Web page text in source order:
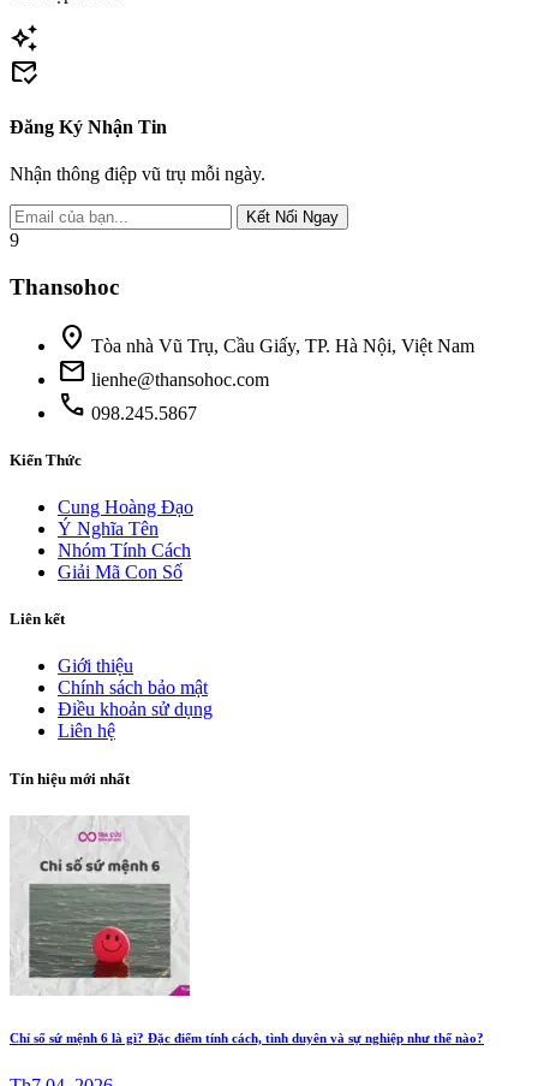
auto_awesome
mark_email_read
Đăng Ký Nhận Tin
Nhận thông điệp vũ trụ mỗi ngày.
Kết Nối Ngay
9
Thansohoc
location_on Tòa nhà Vũ Trụ, Cầu Giấy, TP. Hà Nội, Việt Nam
mail lienhe@thansohoc.com
phone 098.245.5867
Kiến Thức
Cung Hoàng Đạo
Ý Nghĩa Tên
Nhóm Tính Cách
Giải Mã Con Số
Liên kết
Giới thiệu
Chính sách bảo mật
Điều khoản sử dụng
Liên hệ
Tín hiệu mới nhất
Chỉ số sứ mệnh 6 là gì? Đặc điểm tính cách, tình duyên và sự nghiệp như thế nào?